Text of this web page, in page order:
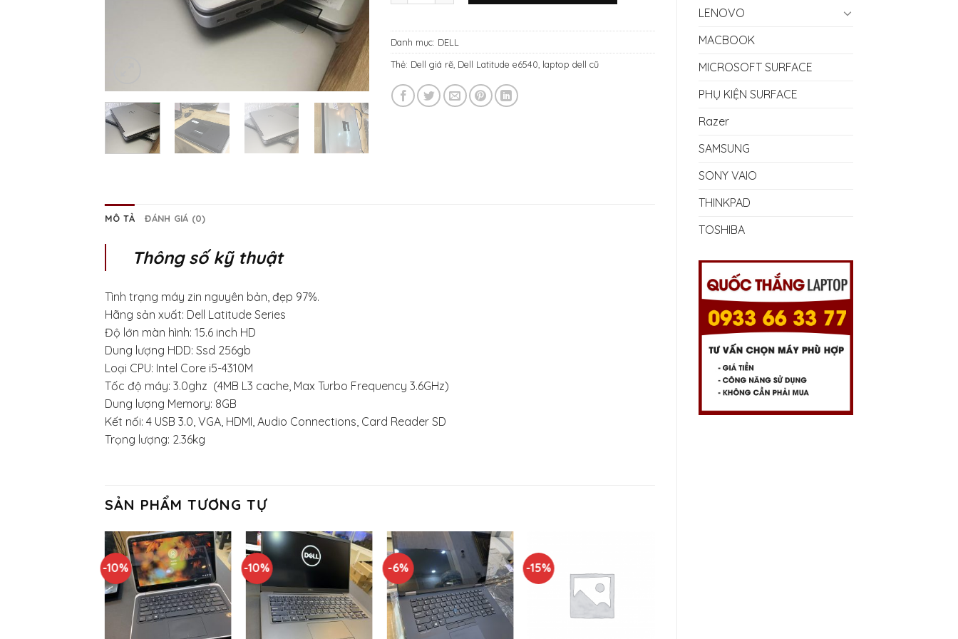
LENOVO
MACBOOK
MICROSOFT SURFACE
PHỤ KIỆN SURFACE
Razer
SAMSUNG
SONY VAIO
THINKPAD
TOSHIBA
10.500.000₫.
là:
9.000.000₫.
Danh mục: DELL
Thẻ: Dell giá rẽ, Dell Latitude e6540 laptop dell cũ
MÔ TẢ ĐÁNH GIÁ (0)
Thông số kỹ thuật
Tình trạng máy zin nguyên bản, đẹp 97%.
Hãng sản xuất: Dell Latitude Series
Độ lớn màn hình: 15.6 inch HD
Dung lượng HDD: Ssd 256gb
Loại CPU: Intel Core i5-4310M
Tốc độ máy: 3.0ghz (4MB L3 cache, Max Turbo Frequency 3.6GHz)
Dung lượng Memory: 8GB
Kết nối: 4 USB 3.0, VGA, HDMI, Audio Connections, Card Reader SD
Trọng lượng: 2.36kg
SẢN PHẨM TƯƠNG TỰ
-10% -10% -6% -15%